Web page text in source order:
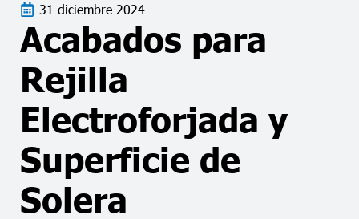
31 diciembre 2024
Acabados para
Rejilla
Electroforjada y
Superficie de
Solera